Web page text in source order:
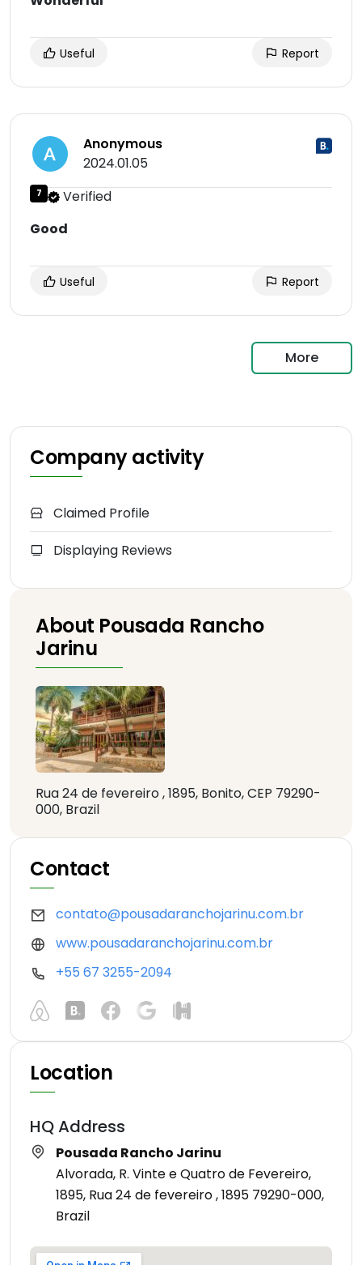
Useful Report
Anonymous
2024.01.05
7
Verified
Good
Useful Report
More
Company activity
Claimed Profile
Displaying Reviews
About Pousada Rancho
Jarinu
Rua 24 de fevereiro , 1895, Bonito, CEP 79290-
000, Brazil
Contact
contato@pousadaranchojarinu.com.br
www.pousadaranchojarinu.com.br
+55 67 3255-2094
Location
HQ Address
Pousada Rancho Jarinu
Alvorada, R. Vinte e Quatro de Fevereiro,
1895, Rua 24 de fevereiro , 1895 79290-000,
Brazil